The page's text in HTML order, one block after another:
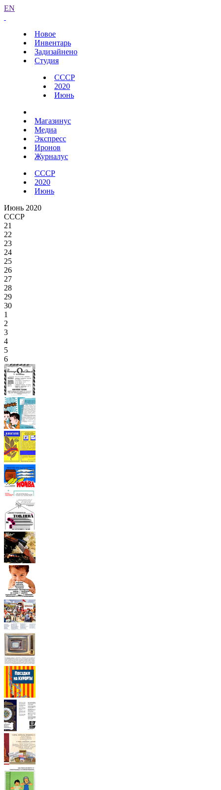
EN
Новое
Инвентарь
Задизайнено
Студия
СССР
2020
Июнь
Магазинус
Медиа
Экспресс
Иронов
Журналус
СССР
2020
Июнь
Июнь 2020
СССР
21
22
23
24
25
26
27
28
29
30
1
2
3
4
5
6